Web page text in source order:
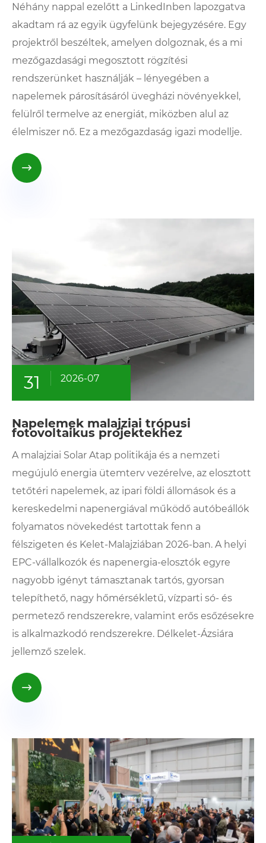
Néhány nappal ezelőtt a LinkedInben lapozgatva
akadtam rá az egyik ügyfelünk bejegyzésére. Egy
projektről beszéltek, amelyen dolgoznak, és a mi
mezőgazdasági megosztott rögzítési
rendszerünket használják – lényegében a
napelemek párosításáról üvegházi növényekkel,
felülről termelve az energiát, miközben alul az
élelmiszer nő. Ez a mezőgazdaság igazi modellje.

31 2026-07
Napelemek malajziai trópusi
fotovoltaikus projektekhez
A malajziai Solar Atap politikája és a nemzeti
megújuló energia ütemterv vezérelve, az elosztott
tetőtéri napelemek, az ipari földi állomások és a
kereskedelmi napenergiával működő autóbeállók
folyamatos növekedést tartottak fenn a
félszigeten és Kelet-Malajziában 2026-ban. A helyi
EPC-vállalkozók és napenergia-elosztók egyre
nagyobb igényt támasztanak tartós, gyorsan
telepíthető, nagy hőmérsékletű, vízparti só- és
permetező rendszerekre, valamint erős esőzésekre
is alkalmazkodó rendszerekre. Délkelet-Ázsiára
jellemző szelek.
